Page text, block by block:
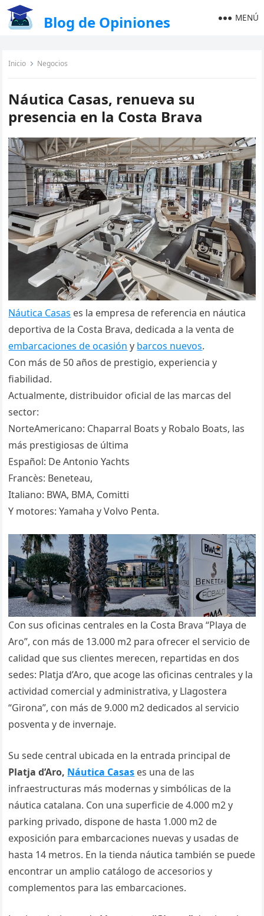
Blog de Opiniones MENÚ
Inicio Negocios
Náutica Casas, renueva su
presencia en la Costa Brava
Náutica Casas es la empresa de referencia en náutica
deportiva de la Costa Brava, dedicada a la venta de
embarcaciones de ocasión y barcos nuevos.
Con más de 50 años de prestigio, experiencia y
fiabilidad.
Actualmente, distribuidor oficial de las marcas del
sector:
NorteAmericano: Chaparral Boats y Robalo Boats, las
más prestigiosas de última
Español: De Antonio Yachts
Francès: Beneteau,
Italiano: BWA, BMA, Comitti
Y motores: Yamaha y Volvo Penta.
Con sus oficinas centrales en la Costa Brava “Playa de
Aro”, con más de 13.000 m2 para ofrecer el servicio de
calidad que sus clientes merecen, repartidas en dos
sedes: Platja d’Aro, que acoge las oficinas centrales y la
actividad comercial y administrativa, y Llagostera
“Girona”, con más de 9.000 m2 dedicados al servicio
posventa y de invernaje.
Su sede central ubicada en la entrada principal de
Platja d’Aro, Náutica Casas es una de las
infraestructuras más modernas y simbólicas de la
náutica catalana. Con una superficie de 4.000 m2 y
parking privado, dispone de hasta 1.000 m2 de
exposición para embarcaciones nuevas y usadas de
hasta 14 metros. En la tienda náutica también se puede
encontrar un amplio catálogo de accesorios y
complementos para las embarcaciones.